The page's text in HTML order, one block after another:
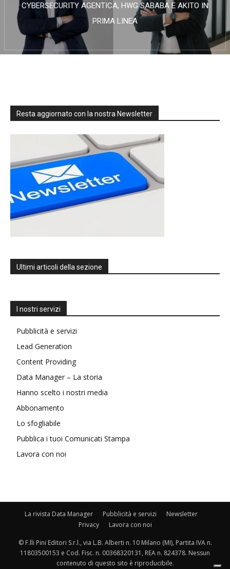
CYBERSECURITY AGENTICA, HWG SABABA E AKITO IN
PRIMA LINEA
Resta aggiornato con la nostra Newsletter
Ultimi articoli della sezione
I nostri servizi
Pubblicità e servizi
Lead Generation
Content Providing
Data Manager – La storia
Hanno scelto i nostri media
Abbonamento
Lo sfogliabile
Pubblica i tuoi Comunicati Stampa
Lavora con noi
La rivista Data Manager Pubblicità e servizi
Newsletter
Privacy
Lavora con noi
© F.lli Pini Editori S.r.l., via L.B. Alberti n. 10 Milano (MI), Partita IVA n.
11803500153 e Cod. Fisc. n. 00368320131, REA n. 824378. Nessun
contenuto di questo sito è riproducibile.